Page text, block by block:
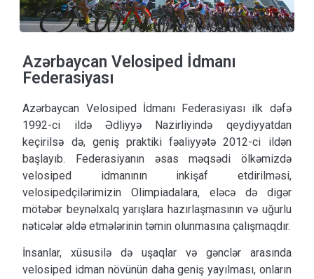
Azərbaycan Velosiped İdmanı
Federasiyası
Azərbaycan Velosiped İdmanı Federasiyası ilk dəfə
1992-ci ildə Ədliyyə Nazirliyində qeydiyyatdan
keçirilsə də, geniş praktiki fəaliyyətə 2012-ci ildən
başlayıb. Federasiyanın əsas məqsədi ölkəmizdə
velosiped idmanının inkişaf etdirilməsi,
velosipedçilərimizin Olimpiadalara, eləcə də digər
mötəbər beynəlxalq yarışlara hazırlaşmasının və uğurlu
nəticələr əldə etmələrinin təmin olunmasına çalışmaqdır.
İnsanlar, xüsusilə də uşaqlar və gənclər arasında
velosiped idman növünün daha geniş yayılması, onların